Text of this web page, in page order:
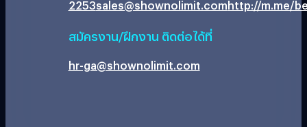
2253sales@shownolimit.comhttp://m.me/
สมัครงาน/ฝึกงาน ติดต่อได้ที่
hr-ga@shownolimit.com